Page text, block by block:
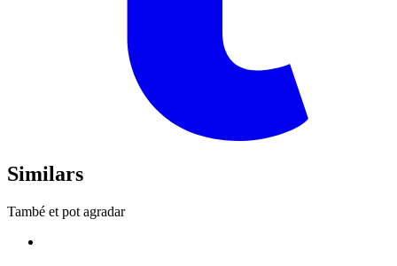
Similars
També et pot agradar